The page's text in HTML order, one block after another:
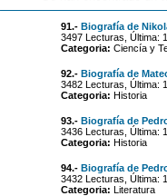
91.- Biografía de
3497 Lecturas, Última:
Categoria: Ciencía y
92.- Biografía de
3482 Lecturas, Última:
Categoria: Historia
93.- Biografía de
3436 Lecturas, Última:
Categoria: Historia
94.- Biografía de
3432 Lecturas, Última:
Categoria: Literatura